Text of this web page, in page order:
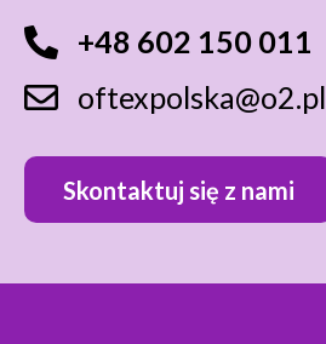
+48 602 150 011
oftexpolska@o2.pl
Skontaktuj się z nami